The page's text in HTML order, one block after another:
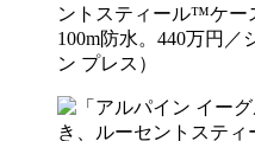
ントスティール™ケー
100m防水。440万円
ン プレス）